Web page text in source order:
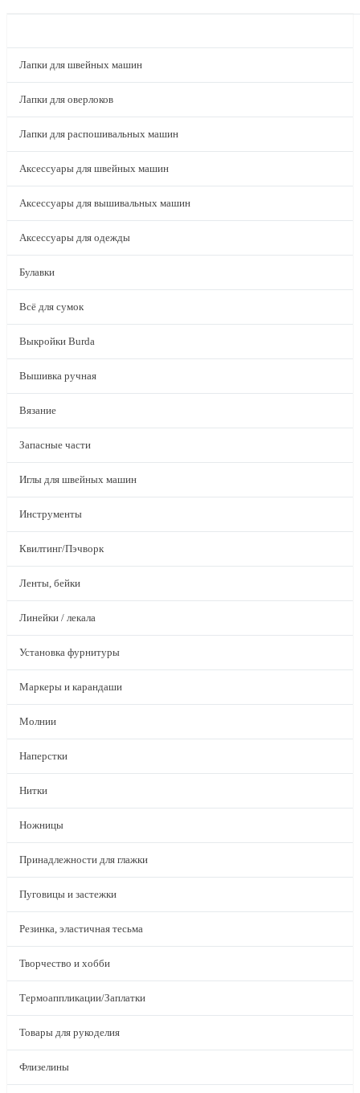
Лапки для швейных машин
Лапки для оверлоков
Лапки для распошивальных машин
Аксессуары для швейных машин
Аксессуары для вышивальных машин
Аксессуары для одежды
Булавки
Всё для сумок
Выкройки Burda
Вышивка ручная
Вязание
Запасные части
Иглы для швейных машин
Инструменты
Квилтинг/Пэчворк
Ленты, бейки
Линейки / лекала
Установка фурнитуры
Маркеры и карандаши
Молнии
Наперстки
Нитки
Ножницы
Принадлежности для глажки
Пуговицы и застежки
Резинка, эластичная тесьма
Творчество и хобби
Термоаппликации/Заплатки
Товары для рукоделия
Флизелины